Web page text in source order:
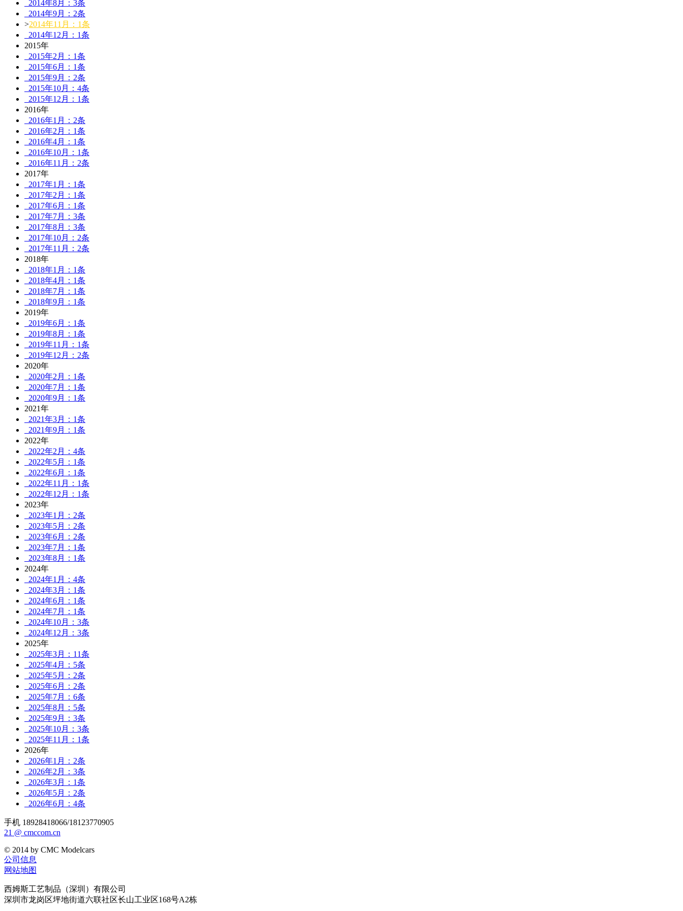
2014年8月：3条
2014年9月：2条
>2014年11月：1条
2014年12月：1条
2015年
2015年2月：1条
2015年6月：1条
2015年9月：2条
2015年10月：4条
2015年12月：1条
2016年
2016年1月：2条
2016年2月：1条
2016年4月：1条
2016年10月：1条
2016年11月：2条
2017年
2017年1月：1条
2017年2月：1条
2017年6月：1条
2017年7月：3条
2017年8月：3条
2017年10月：2条
2017年11月：2条
2018年
2018年1月：1条
2018年4月：1条
2018年7月：1条
2018年9月：1条
2019年
2019年6月：1条
2019年8月：1条
2019年11月：1条
2019年12月：2条
2020年
2020年2月：1条
2020年7月：1条
2020年9月：1条
2021年
2021年3月：1条
2021年9月：1条
2022年
2022年2月：4条
2022年5月：1条
2022年6月：1条
2022年11月：1条
2022年12月：1条
2023年
2023年1月：2条
2023年5月：2条
2023年6月：2条
2023年7月：1条
2023年8月：1条
2024年
2024年1月：4条
2024年3月：1条
2024年6月：1条
2024年7月：1条
2024年10月：3条
2024年12月：3条
2025年
2025年3月：11条
2025年4月：5条
2025年5月：2条
2025年6月：2条
2025年7月：6条
2025年8月：5条
2025年9月：3条
2025年10月：3条
2025年11月：1条
2026年
2026年1月：2条
2026年2月：3条
2026年3月：1条
2026年5月：2条
2026年6月：4条
手机 18928418066/18123770905
21 @ cmccom.cn
© 2014 by CMC Modelcars
公司信息
网站地图
西姆斯工艺制品（深圳）有限公司
深圳市龙岗区坪地街道六联社区长山工业区168号A2栋